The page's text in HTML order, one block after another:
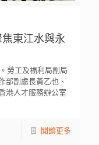
焦東江水與永
勞工及福利局副局
部副處長黃乙也、
港人才服務辦公室
閱讀更多